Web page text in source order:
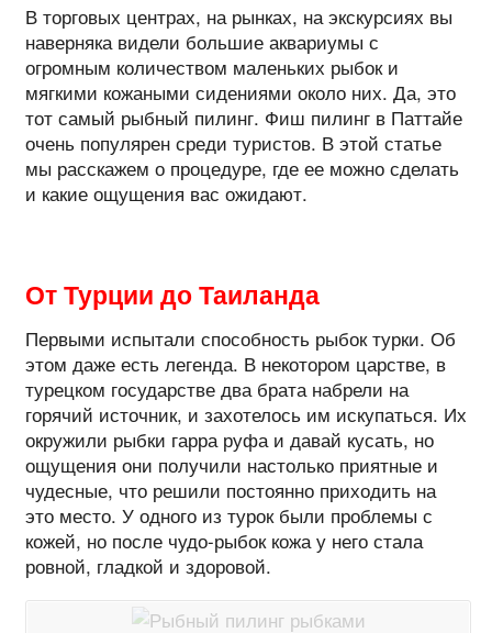
В торговых центрах, на рынках, на экскурсиях вы
наверняка видели большие аквариумы с
огромным количеством маленьких рыбок и
мягкими кожаными сидениями около них. Да, это
тот самый рыбный пилинг. Фиш пилинг в Паттайе
очень популярен среди туристов. В этой статье
мы расскажем о процедуре, где ее можно сделать
и какие ощущения вас ожидают.
От Турции до Таиланда
Первыми испытали способность рыбок турки. Об
этом даже есть легенда. В некотором царстве, в
турецком государстве два брата набрели на
горячий источник, и захотелось им искупаться. Их
окружили рыбки гарра руфа и давай кусать, но
ощущения они получили настолько приятные и
чудесные, что решили постоянно приходить на
это место. У одного из турок были проблемы с
кожей, но после чудо-рыбок кожа у него стала
ровной, гладкой и здоровой.